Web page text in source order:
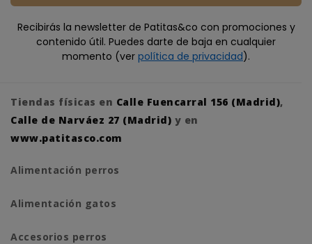
Recibirás la newsletter de Patitas&co con promociones y
contenido útil. Puedes darte de baja en cualquier
momento (ver política de privacidad).
Tiendas físicas en Calle Fuencarral 156 (Madrid),
Calle de Narváez 27 (Madrid) y en
www.patitasco.com
Alimentación perros
Alimentación gatos
Accesorios perros